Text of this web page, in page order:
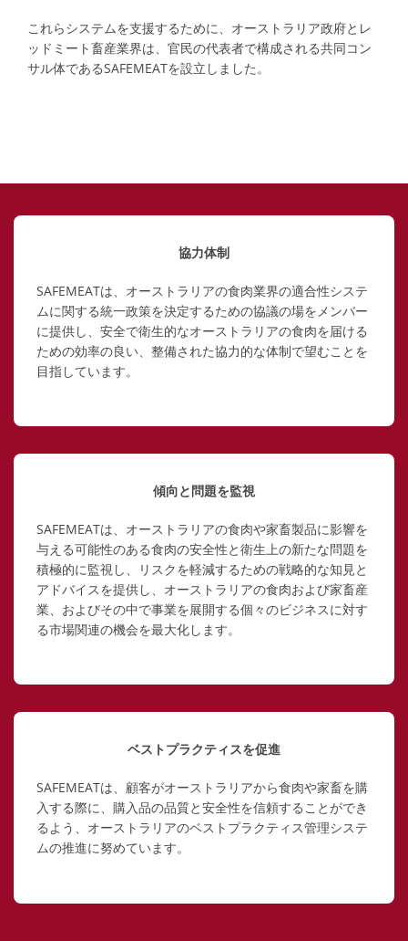
これらシステムを支援するために、オーストラリア政府とレ
ッドミート畜産業界は、官民の代表者で構成される共同コン
サル体であるSAFEMEATを設立しました。
協力体制
SAFEMEATは、オーストラリアの食肉業界の適合性システ
ムに関する統一政策を決定するための協議の場をメンバー
に提供し、安全で衛生的なオーストラリアの食肉を届ける
ための効率の良い、整備された協力的な体制で望むことを
目指しています。
傾向と問題を監視
SAFEMEATは、オーストラリアの食肉や家畜製品に影響を
与える可能性のある食肉の安全性と衛生上の新たな問題を
積極的に監視し、リスクを軽減するための戦略的な知見と
アドバイスを提供し、オーストラリアの食肉および家畜産
業、およびその中で事業を展開する個々のビジネスに対す
る市場関連の機会を最大化します。
ベストプラクティスを促進
SAFEMEATは、顧客がオーストラリアから食肉や家畜を購
入する際に、購入品の品質と安全性を信頼することができ
るよう、オーストラリアのベストプラクティス管理システ
ムの推進に努めています。